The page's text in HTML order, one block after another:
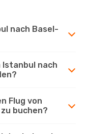
nach Basel-
Istanbul nach
Flug von
buchen?